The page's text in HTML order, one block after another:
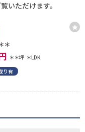
いただけます。
＊
＊＊坪 ＊LDK
り有